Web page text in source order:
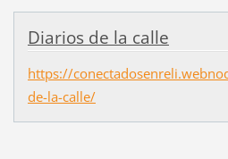
Diarios de la calle
https://
de-la-calle/